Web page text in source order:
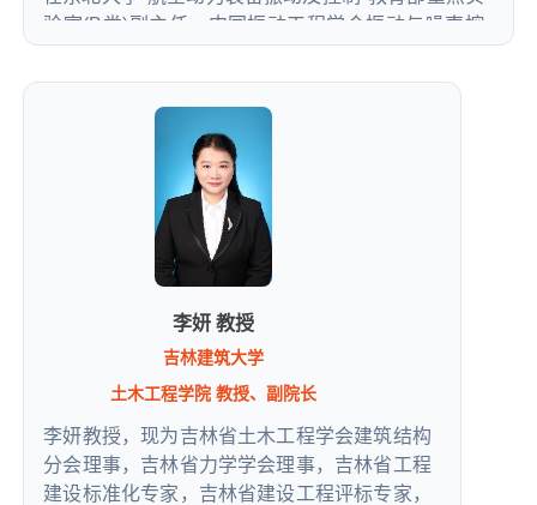
验室(B类)副主任，中国振动工程学会振动与噪声控
《AppliedMath》编委等，曾获辽宁省技术发明一等
奖、辽宁省技术发明二等奖、中国振动工程学会科
学技术发明二等奖、中国复合材料学会技术发明二
等奖、辽宁省自然科学学术成果一等奖等，曾入
选"中韩青年科学家交流计划"和"沈阳市领军人才"。
李妍 教授
吉林建筑大学
土木工程学院 教授、副院长
李妍教授，现为吉林省土木工程学会建筑结构
分会理事，吉林省力学学会理事，吉林省工程
建设标准化专家，吉林省建设工程评标专家，